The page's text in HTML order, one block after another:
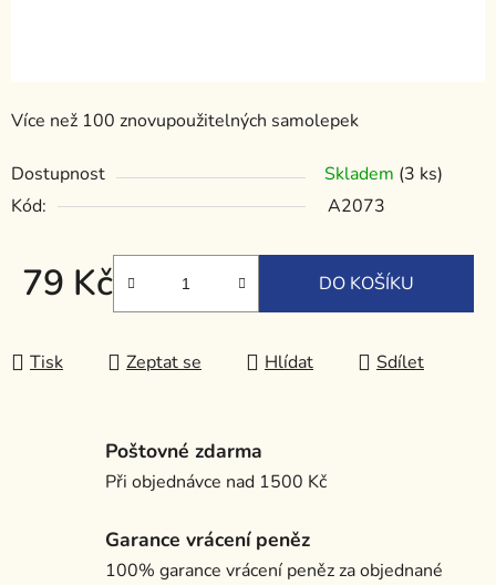
Více než 100 znovupoužitelných samolepek
Dostupnost Skladem (3 ks)
Kód:
A2073
79 Kč
Měrná cena:
DO KOŠÍKU
Tisk Zeptat se Hlídat Sdílet
Poštovné zdarma
Při objednávce nad 1500 Kč
Garance vrácení peněz
100% garance vrácení peněz za objednané